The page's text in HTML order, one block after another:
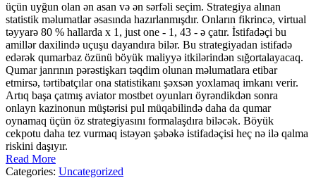
Read More
Categories: Uncategorized